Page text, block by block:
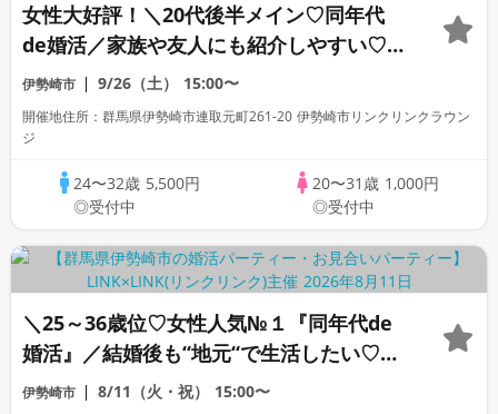
女性大好評！＼20代後半メイン♡同年代
de婚活／家族や友人にも紹介しやすい♡高
年収or高身長男性&爽やか・清潔感のある
方
伊勢崎市 9/26（土） 15:00〜
開催地住所：群馬県伊勢崎市連取元町261-20 伊勢崎市リンクリンクラウン
ジ
24〜32歳 5,500円
◎受付中
20〜31歳 1,000円
◎受付中
＼25～36歳位♡女性人気№１『同年代de
婚活』／結婚後も‘‘地元‘‘で生活したい♡
超！高身長＆リード上手な彼/夏
伊勢崎市 8/11（火・祝） 15:00〜